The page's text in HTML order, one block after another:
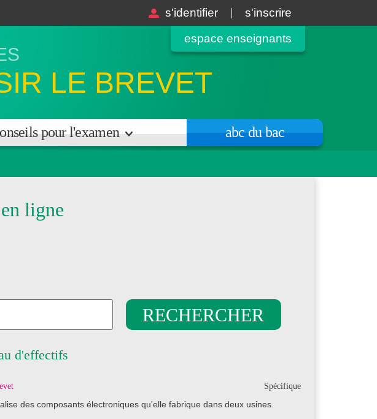
s'identifier
s'inscrire
espace enseignants
LE BREVET
pour l'examen abc du bac
ligne
d'effectifs
Spécifique
des composants électroniques qu'elle fabrique dans deux usines.